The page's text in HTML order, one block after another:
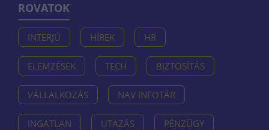
ROVATOK
INTERJÚ HÍREK HR
ELEMZÉSEK TECH BIZTOSÍTÁS
VÁLLALKOZÁS NAV INFOTÁR
INGATLAN UTAZÁS PÉNZÜGY